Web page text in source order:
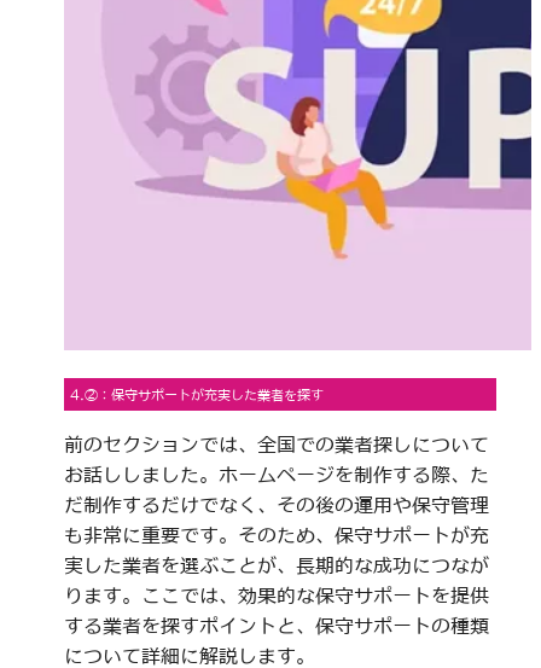
4.②：保守サポートが充実した業者を探す
前のセクションでは、全国での業者探しについて
お話ししました。ホームページを制作する際、た
だ制作するだけでなく、その後の運用や保守管理
も非常に重要です。そのため、保守サポートが充
実した業者を選ぶことが、長期的な成功につなが
ります。ここでは、効果的な保守サポートを提供
する業者を探すポイントと、保守サポートの種類
について詳細に解説します。